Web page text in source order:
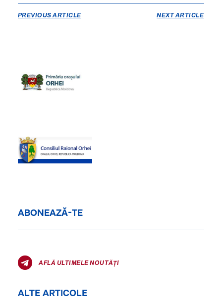
PREVIOUS ARTICLE NEXT ARTICLE
ABONEAZĂ-TE
AFLĂ ULTIMELE NOUTĂȚI
ALTE ARTICOLE